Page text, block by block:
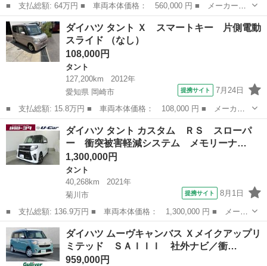
■ 支払総額: 64万円 ■ 車両本体価格： 560,000 円 ■ メーカー
名： ダイハツ ■ 車種名： タント ■ グレード名： Ｘターボ
ＳＡＩＩＩ フルセグナビ Ｂカメラ パワースライド ブルートゥ
ースオーディオ ...
静岡 浜松市 タント
ダイハツ タント Ｘ スマートキー 片側電動
スライド （なし）
108,000円
タント
127,200km
2012年
愛知県 岡崎市
提携サイト 7月24日
■ 支払総額: 15.8万円 ■ 車両本体価格： 108,000 円 ■ メーカー
名： ダイハツ ■ 車種名： タント ■ グレード名： Ｘ スマー
トキー 片側電動スライド ■ 排気量： 660cc ■ ドア枚数： 5D
愛知 岡崎市 タント
ダイハツ タント カスタム ＲＳ スローパ
ー 衝突被害軽減システム メモリーナ…
1,300,000円
タント
40,268km
2021年
菊川市
提携サイト 8月1日
■ 支払総額: 136.9万円 ■ 車両本体価格： 1,300,000 円 ■ メーカ
ー名： ダイハツ ■ 車種名： タント ■ グレード名： カスタ
ム ＲＳ スローパー 衝突被害軽減システム メモリーナビ フル
セグ バッ...
静岡 菊川市 タント
ダイハツ ムーヴキャンバス Ｘメイクアップリ
ミテッド ＳＡＩＩＩ 社外ナビ／衝…
959,000円